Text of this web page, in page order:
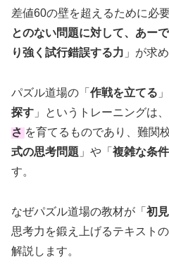
差値60の壁を超えるために必
とのない問題に対して、あー
り強く試行錯誤する力 」が求
パズル道場の「 作戦を立てる
探す 」というトレーニングは
さ を育てるものであり、難関
式の思考問題 」や「 複雑な条
す。
なぜパズル道場の教材が「 初
思考力を鍛え上げるテキスト
解説します。